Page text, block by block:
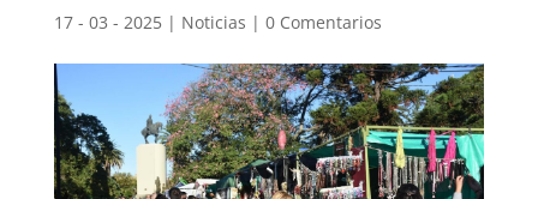
17 - 03 - 2025| Noticias | 0 Comentarios